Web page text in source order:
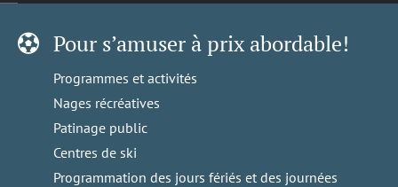
Pour s’amuser à prix abordable!
Programmes et activités
Nages récréatives
Patinage public
Centres de ski
Programmation des jours fériés et des journées